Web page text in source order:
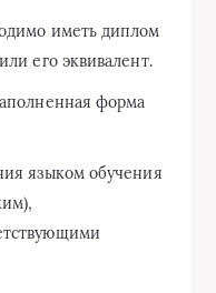
иметь диплом
его эквивалент.
форма
языком обучения